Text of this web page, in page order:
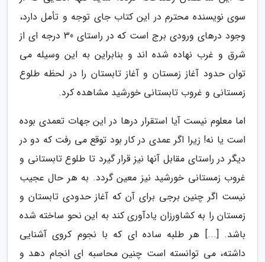
سوی نویسنده محترم در این کتاب جای توجه و تأمل دارد،
وجود درهای ورودی برج است که در راستای 30 درجه ای از
شرق و غرب نهاده شده اند و بنابراین به این وسیله می
توان حدود آغاز زمستان و آغاز تابستان را در لحظه طلوع
زمستانی و غروب تابستانی خورشید مشاهده کرد.
اما معلوم نیست آیا استقرار درها در این جهات تعمدی بوده
است یا نه! زیرا اگر عمدی در کار بود توقع می رفت که دو در
دیگر در راستای مقابل آنها نیز قرار گیرد تا طلوع تابستانی و
غروب زمستانی خورشید نیز معین گردد. به هر حال عجیب
نیست اگر چنین برجی برای آن که آغاز حدودی تابستان و
زمستان را به کشاورزان یادآوری کند به این نحو ساخته شده
باشد. [...] هر طلبه ساده ای که با نجوم کروی آشنایی
داشته، می توانسته است چنین محاسبه ای انجام دهد و